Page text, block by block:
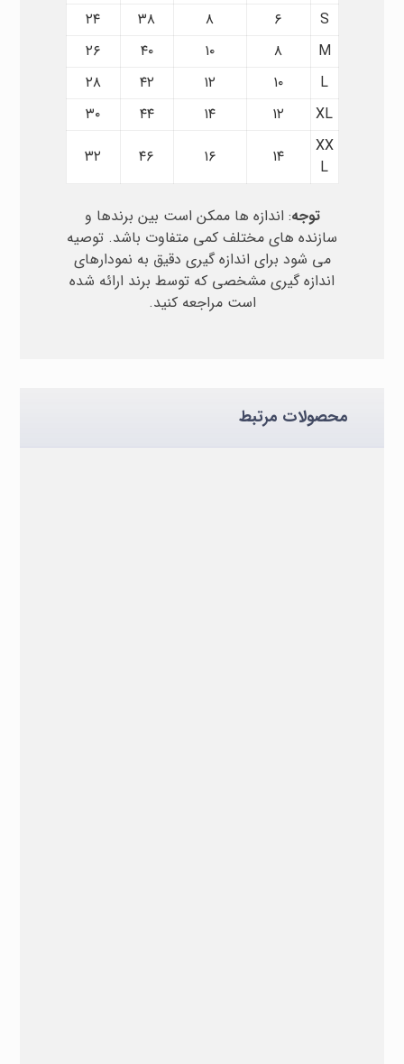
S
۶ ۸ ۳۸
۲۴
M
۸ ۱۰ ۴۰
۲۶
L
۱۰ ۱۲ ۴۲
۲۸
XL
۱۲ ۱۴ ۴۴
۳۰
XX
L
۱۴ ۱۶ ۴۶ ۳۲
توجه: اندازه ها ممکن است بین برندها و
سازنده های مختلف کمی متفاوت باشد. توصیه
می شود برای اندازه گیری دقیق به نمودارهای
اندازه گیری مشخصی که توسط برند ارائه شده
است مراجعه کنید.
محصولات مرتبط